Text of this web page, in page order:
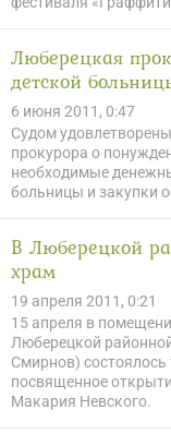
Люберецкая
детской
6 июня 2011, 0:47
Судом
прокурора о
необходимые
больницы и закупки
В Люберецкой
храм
19 апреля 2011, 0:21
15 апреля в
Люберецкой
Смирнов)
посвященное
Макария Невского.